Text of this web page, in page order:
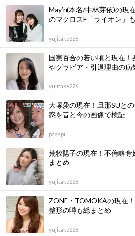
May’n(本名/中林芽依)の現
のマクロスF「ライオン」
yujitake226
国実百合の若い頃と現在
やグラビア・引退理由の病
yujitake226
大塚愛の現在！旦那SUと
惑を昔と今の画像で検証
passpi
荒牧陽子の現在！不倫略
まとめ
yujitake226
ZONE・TOMOKAの現在
整形の噂も総まとめ
yujitake226